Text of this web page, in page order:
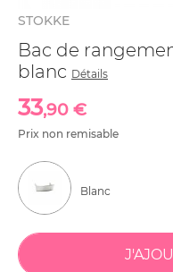
STOKKE
Bac de
blanc Détails
33,90 €
Prix non remisable
Blanc